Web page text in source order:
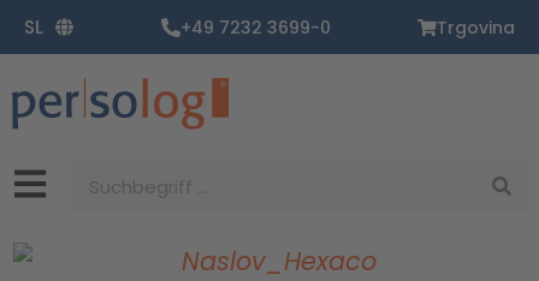
Inhalt
springen
SL +49 7232 3699-0 Trgovina